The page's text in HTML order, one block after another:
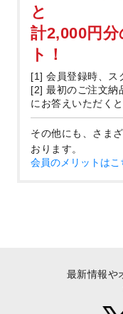
と
計2,000円
ト！
[1] 会員登録時、ス
[2] 最初のご注文納
にお答えいただく
その他にも、さま
おります。
会員のメリットはこ
最新情報や